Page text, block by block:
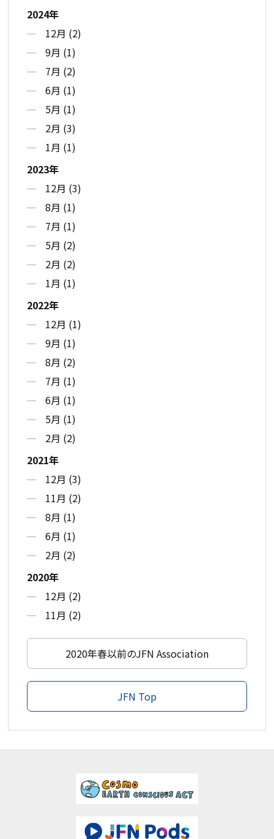
2024年
12月 (2)
9月 (1)
7月 (2)
6月 (1)
5月 (1)
2月 (3)
1月 (1)
2023年
12月 (3)
8月 (1)
7月 (1)
5月 (2)
2月 (2)
1月 (1)
2022年
12月 (1)
9月 (1)
8月 (2)
7月 (1)
6月 (1)
5月 (1)
2月 (2)
2021年
12月 (3)
11月 (2)
8月 (1)
6月 (1)
2月 (2)
2020年
12月 (2)
11月 (2)
2020年春以前のJFN Association
JFN Top